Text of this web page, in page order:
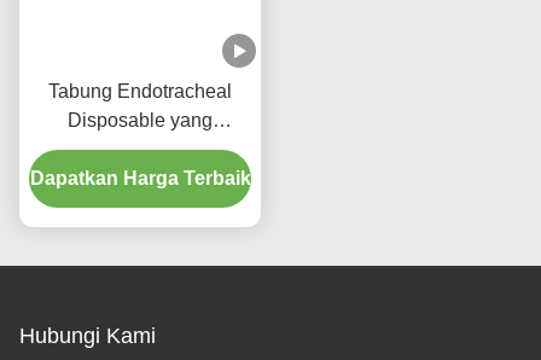
Tabung Endotracheal
Disposable yang
Diperkuat dengan Port
Suction Micro Thin PU
Cuffed
Dapatkan Harga Terbaik
Hubungi Kami